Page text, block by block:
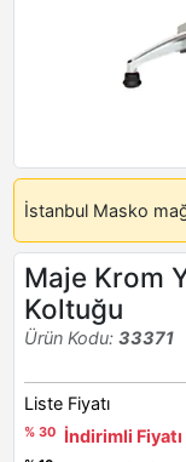
İstanbul Masko
Maje Krom
Koltuğu
Ürün Kodu: 33371
Liste Fiyatı
% 30
İndirimli Fiyatı